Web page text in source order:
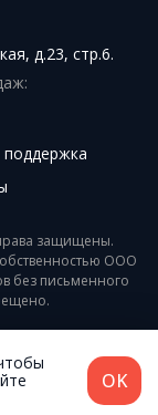
OK
поддержка
д.23, стр.6.
защищены.
ООО
без письменного